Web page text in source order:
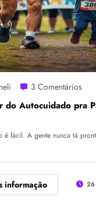
3 Comentários
do Autocuidado pra
é fácil. A gente nunca tá
informação 26